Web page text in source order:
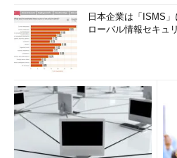
日本企業は「ISMS
ローバル情報セキュ